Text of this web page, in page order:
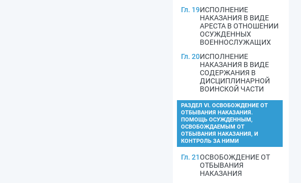
Гл. 19ИСПОЛНЕНИЕ
НАКАЗАНИЯ В ВИДЕ
АРЕСТА В ОТНОШЕНИИ
ОСУЖДЕННЫХ
ВОЕННОСЛУЖАЩИХ
Гл. 20ИСПОЛНЕНИЕ
НАКАЗАНИЯ В ВИДЕ
СОДЕРЖАНИЯ В
ДИСЦИПЛИНАРНОЙ
ВОИНСКОЙ ЧАСТИ
РАЗДЕЛ VI. ОСВОБОЖДЕНИЕ ОТ
ОТБЫВАНИЯ НАКАЗАНИЯ.
ПОМОЩЬ ОСУЖДЕННЫМ,
ОСВОБОЖДАЕМЫМ ОТ
ОТБЫВАНИЯ НАКАЗАНИЯ, И
КОНТРОЛЬ ЗА НИМИ
Гл. 21ОСВОБОЖДЕНИЕ ОТ
ОТБЫВАНИЯ
НАКАЗАНИЯ